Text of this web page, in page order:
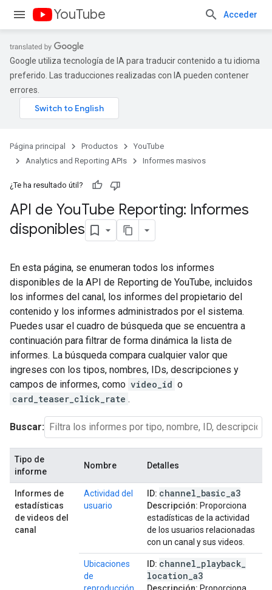
YouTube Acceder
Google utiliza tecnología de IA para traducir contenido a tu idioma
preferido. Las traducciones realizadas con IA pueden contener
errores.
Página principal Productos
YouTube
Analytics and Reporting APIs
Informes masivos
¿Te ha resultado útil?
API de YouTube Reporting: Informes
disponibles
En esta página, se enumeran todos los informes
disponibles de la API de Reporting de YouTube, incluidos
los informes del canal, los informes del propietario del
contenido y los informes administrados por el sistema.
Puedes usar el cuadro de búsqueda que se encuentra a
continuación para filtrar de forma dinámica la lista de
informes. La búsqueda compara cualquier valor que
ingreses con los tipos, nombres, IDs, descripciones y
campos de informes, como video_id o
card_teaser_click_rate .
Buscar:
Tipo de
informe
Nombre Detalles
Informes de
estadísticas
de videos del
canal
Actividad del
usuario
ID: channel basic a3
Descripción: Proporciona
estadísticas de la actividad
de los usuarios relacionadas
con un canal y sus videos.
Ubicaciones
de
ID: channel playback
location a3